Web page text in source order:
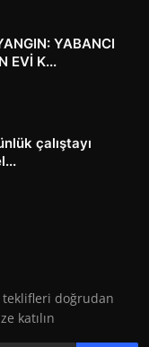
YABANCI
EVİ K...
çalıştayı
doğrudan
katılın